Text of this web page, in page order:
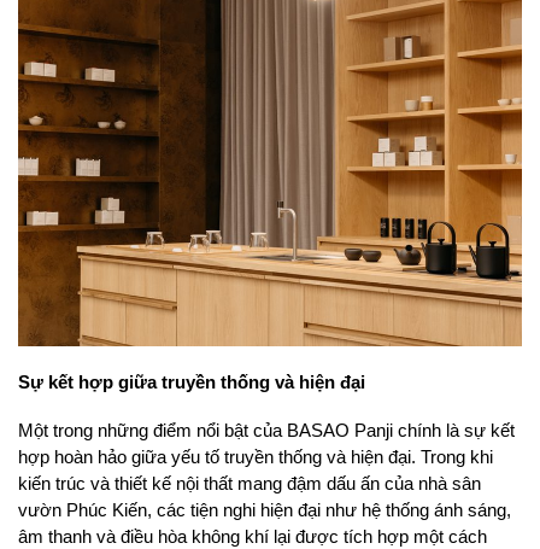
Sự kết hợp giữa truyền thống và hiện đại
Một trong những điểm nổi bật của BASAO Panji chính là sự kết
hợp hoàn hảo giữa yếu tố truyền thống và hiện đại. Trong khi
kiến trúc và thiết kế nội thất mang đậm dấu ấn của nhà sân
vườn Phúc Kiến, các tiện nghi hiện đại như hệ thống ánh sáng,
âm thanh và điều hòa không khí lại được tích hợp một cách